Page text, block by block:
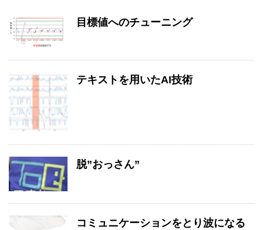
目標値へのチューニング
テキストを用いたAI技術
脱”おっさん”
コミュニケーションをとり波になる